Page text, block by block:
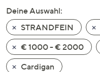
nach
unten
oder
wischen
Sie
auf
Deine Auswahl:
STRANDFEIN
€ 1000 - € 2000
Cardigan